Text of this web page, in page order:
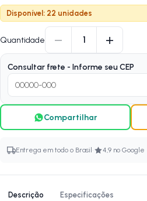
Disponível: 22 unidades
Quantidade − 1 +
Consultar frete - Informe seu CEP
Compartilhar
Entrega em todo o Brasil · 4,9 no Google
Descrição Especificações